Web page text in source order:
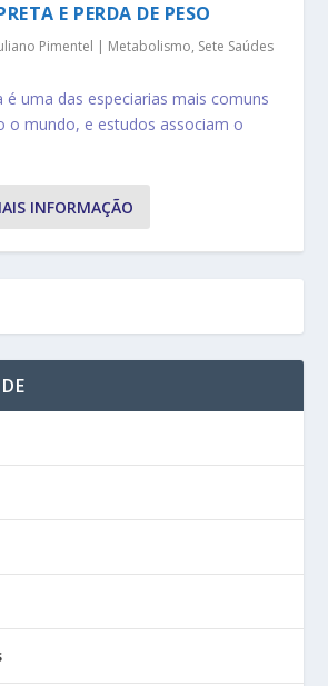
E PERDA DE PESO
Pimentel | Metabolismo, Sete Saúdes
é uma das especiarias mais comuns
o mundo, e estudos associam o
INFORMAÇÃO